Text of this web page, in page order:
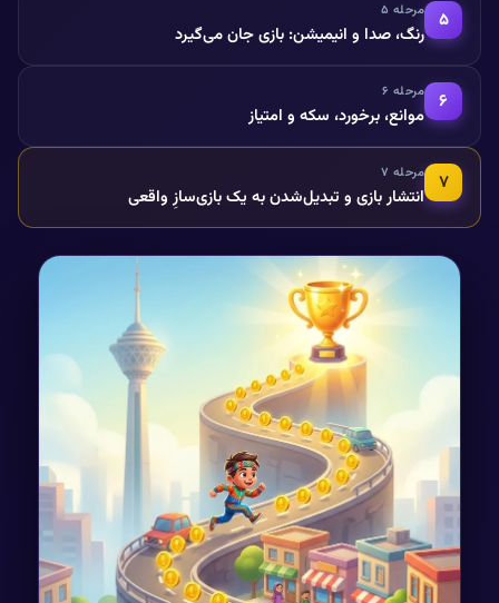
۵ مرحله ۵
رنگ، صدا و انیمیشن: بازی جان می‌گیرد
۶ مرحله ۶
موانع، برخورد، سکه و امتیاز
۷ مرحله ۷
انتشار بازی و تبدیل‌شدن به یک بازی‌سازِ واقعی